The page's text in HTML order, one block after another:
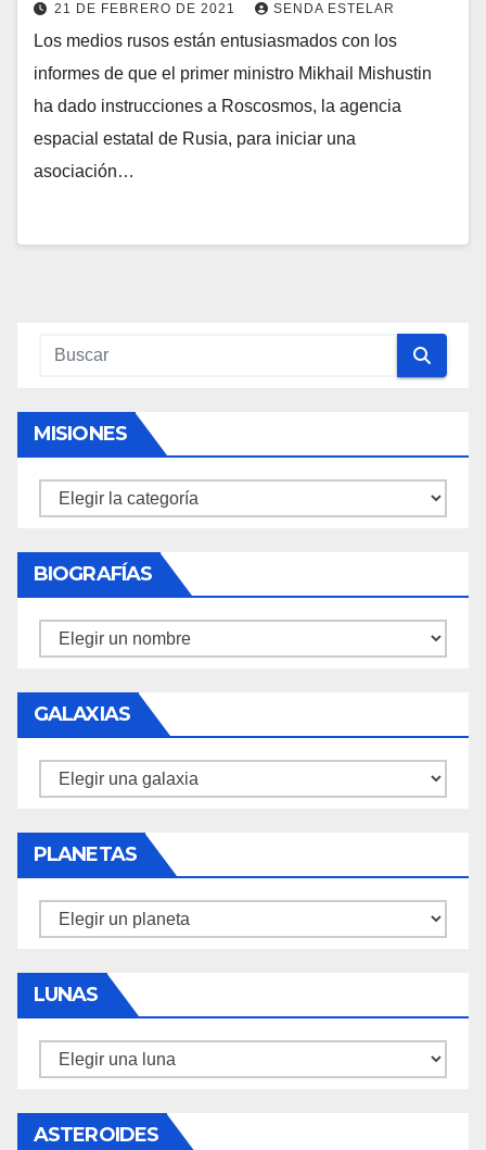
21 DE FEBRERO DE 2021 SENDA ESTELAR
Los medios rusos están entusiasmados con los
informes de que el primer ministro Mikhail Mishustin
ha dado instrucciones a Roscosmos, la agencia
espacial estatal de Rusia, para iniciar una
asociación…
MISIONES
Misiones
BIOGRAFÍAS
Biografías
GALAXIAS
Galaxias
PLANETAS
Planetas
LUNAS
Lunas
ASTEROIDES